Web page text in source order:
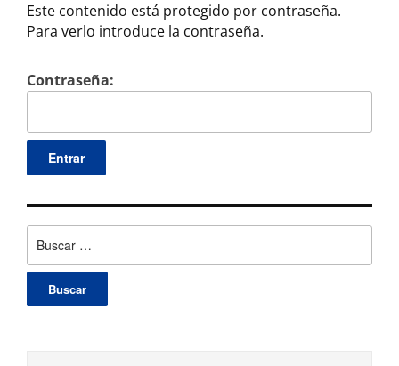
Este contenido está protegido por contraseña.
Para verlo introduce la contraseña.
Contraseña: